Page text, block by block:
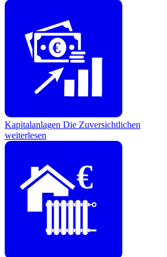
€
Kapitalanlagen Die Zuversichtlichen
weiterlesen
€